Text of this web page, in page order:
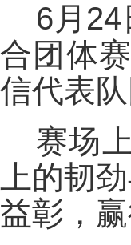
6月24
合团体
信代表
赛场
上的韧
益彰，